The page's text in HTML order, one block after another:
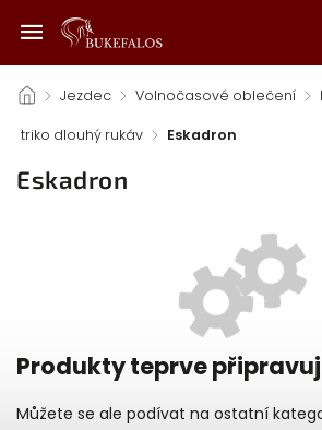
/ Jezdec / Volnočasové oblečení /
triko dlouhý rukáv / Eskadron
Eskadron
Produkty teprve
Můžete se ale podívat na ostatní